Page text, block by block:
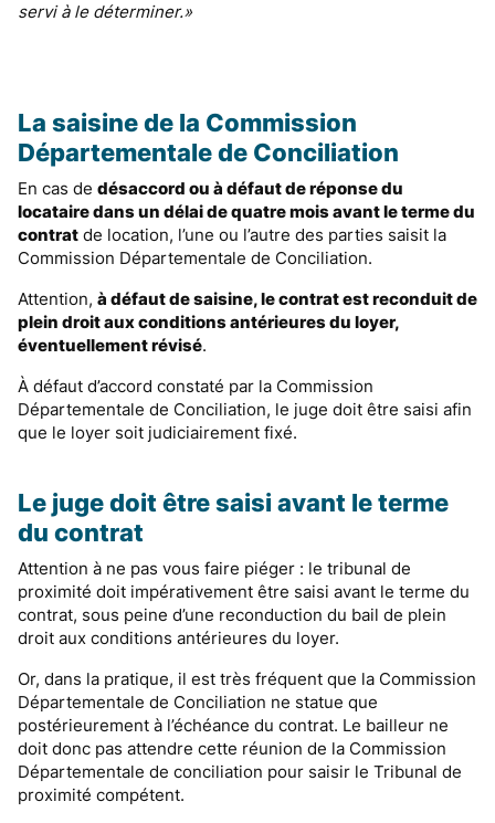
servi à le déterminer.»
La saisine de la Commission
Départementale de Conciliation
En cas de désaccord ou à défaut de réponse du
locataire dans un délai de quatre mois avant le terme du
contrat de location, l’une ou l’autre des parties saisit la
Commission Départementale de Conciliation.
Attention, à défaut de saisine, le contrat est reconduit de
plein droit aux conditions antérieures du loyer,
éventuellement révisé.
À défaut d’accord constaté par la Commission
Départementale de Conciliation, le juge doit être saisi afin
que le loyer soit judiciairement fixé.
Le juge doit être saisi avant le terme
du contrat
Attention à ne pas vous faire piéger : le tribunal de
proximité doit impérativement être saisi avant le terme du
contrat, sous peine d’une reconduction du bail de plein
droit aux conditions antérieures du loyer.
Or, dans la pratique, il est très fréquent que la Commission
Départementale de Conciliation ne statue que
postérieurement à l’échéance du contrat. Le bailleur ne
doit donc pas attendre cette réunion de la Commission
Départementale de conciliation pour saisir le Tribunal de
proximité compétent.